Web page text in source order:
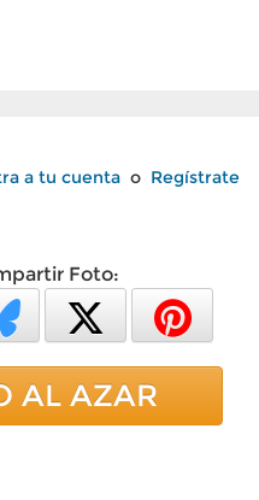
a tu cuenta o Regístrate
Foto:
AL AZAR